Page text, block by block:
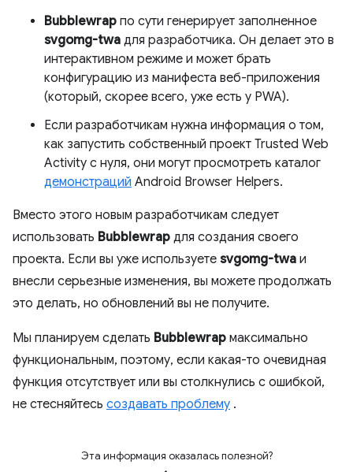
Bubblewrap по сути генерирует заполненное
svgomg-twa для разработчика. Он делает это в
интерактивном режиме и может брать
конфигурацию из манифеста веб-приложения
(который, скорее всего, уже есть у PWA).
Если разработчикам нужна информация о том,
как запустить собственный проект Trusted Web
Activity с нуля, они могут просмотреть каталог
демонстраций Android Browser Helpers.
Вместо этого новым разработчикам следует
использовать Bubblewrap для создания своего
проекта. Если вы уже используете svgomg-twa и
внесли серьезные изменения, вы можете продолжать
это делать, но обновлений вы не получите.
Мы планируем сделать Bubblewrap максимально
функциональным, поэтому, если какая-то очевидная
функция отсутствует или вы столкнулись с ошибкой,
не стесняйтесь создавать проблему .
Эта информация оказалась полезной?